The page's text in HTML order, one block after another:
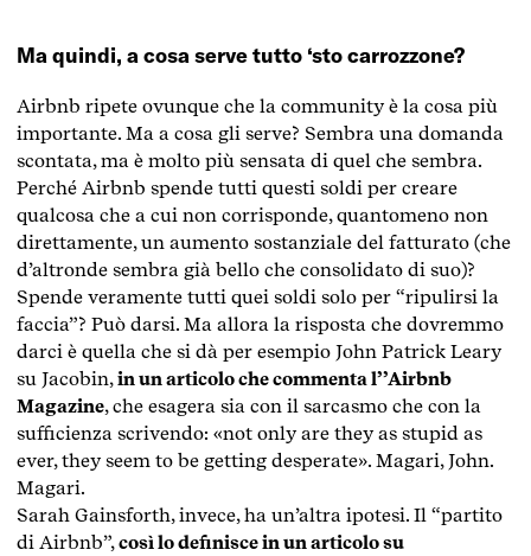
Ma quindi, a cosa serve tutto ‘sto carrozzone?
Airbnb ripete ovunque che la community è la cosa più
importante. Ma a cosa gli serve? Sembra una domanda
scontata, ma è molto più sensata di quel che sembra.
Perché Airbnb spende tutti questi soldi per creare
qualcosa che a cui non corrisponde, quantomeno non
direttamente, un aumento sostanziale del fatturato (che
d’altronde sembra già bello che consolidato di suo)?
Spende veramente tutti quei soldi solo per “ripulirsi la
faccia”? Può darsi. Ma allora la risposta che dovremmo
darci è quella che si dà per esempio John Patrick Leary
su Jacobin,in un articolo che commenta l’’Airbnb
Magazine, che esagera sia con il sarcasmo che con la
sufficienza scrivendo: «not only are they as stupid as
ever, they seem to be getting desperate». Magari, John.
Magari.
Sarah Gainsforth, invece, ha un’altra ipotesi. Il “partito
di Airbnb”,così lo definisce in un articolo su